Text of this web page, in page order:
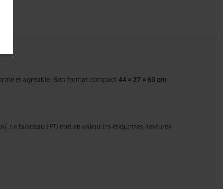
et agréable. Son format compact 44 × 27 × 63 cm
Le faisceau LED met en valeur les étiquettes, textures